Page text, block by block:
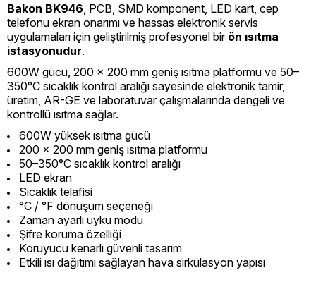
Bakon BK946 , PCB, SMD komponent, LED kart, cep
telefonu ekran onarımı ve hassas elektronik servis
uygulamaları için geliştirilmiş profesyonel bir ön ısıtma
istasyonudur.
600W gücü, 200 x 200 mm geniş ısıtma platformu ve 50–
350°C sıcaklık kontrol aralığı sayesinde elektronik tamir,
üretim, AR-GE ve laboratuvar çalışmalarında dengeli ve
kontrollü ısıtma sağlar.
600W yüksek ısıtma gücü
200 x 200 mm geniş ısıtma platformu
50–350°C sıcaklık kontrol aralığı
LED ekran
Sıcaklık telafisi
°C / °F dönüşüm seçeneği
Zaman ayarlı uyku modu
Şifre koruma özelliği
Koruyucu kenarlı güvenli tasarım
Etkili ısı dağıtımı sağlayan hava sirkülasyon yapısı